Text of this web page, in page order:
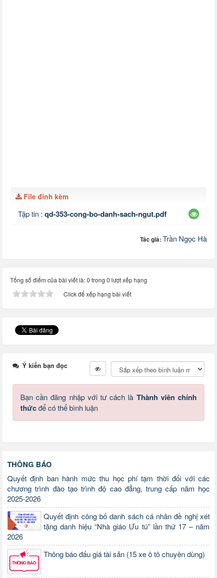
File đính kèm
Tập tin : qd-353-cong-bo-danh-sach-ngut.pdf
Tác giả: Trần Ngọc Hà
Tổng số điểm của bài viết là: 0 trong 0 lượt xếp hạng
Click để xếp hạng bài viết
Ý kiến bạn đọc
Bạn cần đăng nhập với tư cách là Thành viên chính
thứcđể có thể bình luận
THÔNG BÁO
Quyết định ban hành mức thu học phí tạm thời đối với các
chương trình đào tạo trình độ cao đẳng, trung cấp năm học
2025-2026
Quyết định công bố danh sách cá nhân đề nghị xét
tặng danh hiệu “Nhà giáo Ưu tú” lần thứ 17 – năm
2026
Thông báo đấu giá tài sản (15 xe ô tô chuyên dùng)